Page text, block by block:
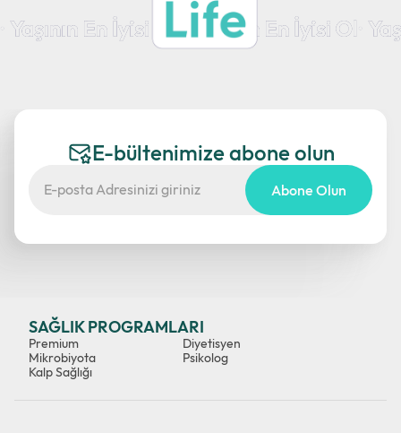
E-bültenimize abone olun
Abone Olun
SAĞLIK PROGRAMLARI
Premium
Mikrobiyota
Kalp Sağlığı
Diyetisyen
Psikolog